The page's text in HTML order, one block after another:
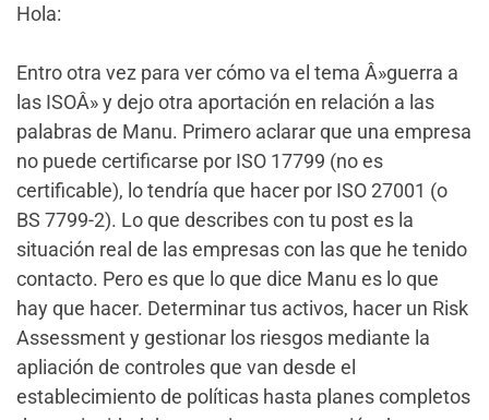
Hola:
Entro otra vez para ver cómo va el tema Â»guerra a
las ISOÂ» y dejo otra aportación en relación a las
palabras de Manu. Primero aclarar que una empresa
no puede certificarse por ISO 17799 (no es
certificable), lo tendría que hacer por ISO 27001 (o
BS 7799-2). Lo que describes con tu post es la
situación real de las empresas con las que he tenido
contacto. Pero es que lo que dice Manu es lo que
hay que hacer. Determinar tus activos, hacer un Risk
Assessment y gestionar los riesgos mediante la
apliación de controles que van desde el
establecimiento de políticas hasta planes completos